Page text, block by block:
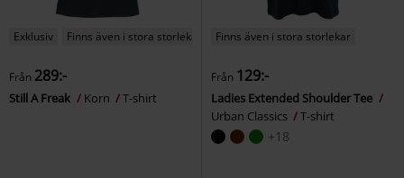
Exklusiv Finns även i stora storlekar
Från 289:-
Still A Freak Korn T-shirt
Finns även i stora storlekar
Från 129:-
Ladies Extended Shoulder Tee
Urban Classics
T-shirt
+18